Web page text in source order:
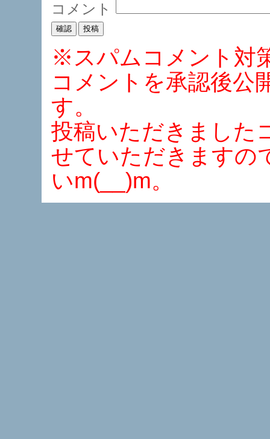
コメント
※スパムコメント対
コメントを承認後公
す。
投稿いただきました
せていただきますの
いm(__)m。